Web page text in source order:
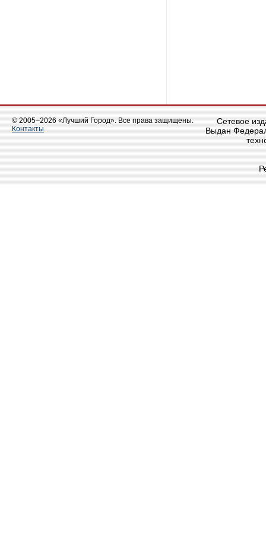
© 2005–2026 «Лучший Город». Все права защищены.
Контакты
Сетевое
Выдан